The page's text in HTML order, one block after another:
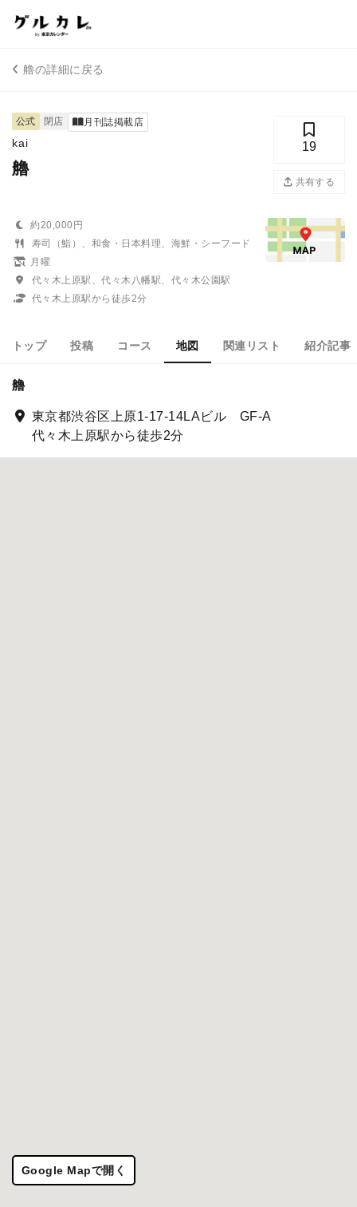
艪の詳細に戻る
公式 閉店 月刊誌掲載店
kai
艪
19
共有する
約20,000円
寿司（鮨）、和食・日本料理、海鮮・シーフード
月曜
代々木上原駅、代々木八幡駅、代々木公園駅
代々木上原駅から徒歩2分
トップ 投稿 コース 地図 関連リスト 紹介記事
艪
東京都渋谷区上原1-17-14LAビル GF-A
代々木上原駅から徒歩2分
Google Mapで開く